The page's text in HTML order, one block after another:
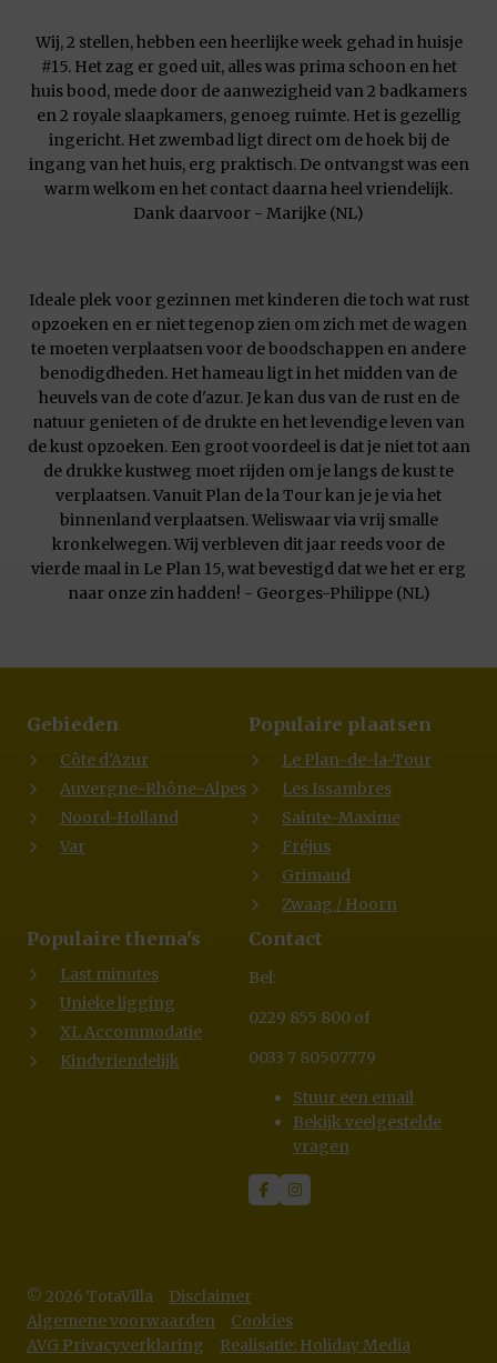
Wij, 2 stellen, hebben een heerlijke week gehad in huisje
#15. Het zag er goed uit, alles was prima schoon en het
huis bood, mede door de aanwezigheid van 2 badkamers
en 2 royale slaapkamers, genoeg ruimte. Het is gezellig
ingericht. Het zwembad ligt direct om de hoek bij de
ingang van het huis, erg praktisch. De ontvangst was een
warm welkom en het contact daarna heel vriendelijk.
Dank daarvoor - Marijke (NL)
Ideale plek voor gezinnen met kinderen die toch wat rust
opzoeken en er niet tegenop zien om zich met de wagen
te moeten verplaatsen voor de boodschappen en andere
benodigdheden. Het hameau ligt in het midden van de
heuvels van de cote d'azur. Je kan dus van de rust en de
natuur genieten of de drukte en het levendige leven van
de kust opzoeken. Een groot voordeel is dat je niet tot aan
de drukke kustweg moet rijden om je langs de kust te
verplaatsen. Vanuit Plan de la Tour kan je je via het
binnenland verplaatsen. Weliswaar via vrij smalle
kronkelwegen. Wij verbleven dit jaar reeds voor de
vierde maal in Le Plan 15, wat bevestigd dat we het er erg
naar onze zin hadden! - Georges-Philippe (NL)
Gebieden
Côte d'Azur
Auvergne-Rhône-Alpes
Noord-Holland
Var
Populaire plaatsen
Le Plan-de-la-Tour
Les Issambres
Sainte-Maxime
Fréjus
Grimaud
Zwaag / Hoorn
Populaire thema's
Last minutes
Unieke ligging
XL Accommodatie
Kindvriendelijk
Contact
Bel:
0229 855 800 of
0033 7 80507779
Stuur een email
Bekijk veelgestelde
vragen
© 2026 TotaVilla
Disclaimer
Algemene voorwaarden
Cookies
AVG Privacyverklaring
Realisatie: Holiday Media